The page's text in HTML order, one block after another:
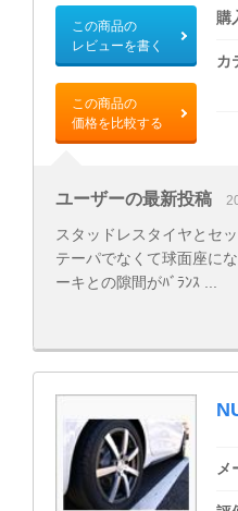
この商品の
レビューを書く
この商品の
価格を比較する
購
カ
ユーザーの最新投稿
スタッドレスタイヤとセ
テーパでなくて球面座に
ーキとの隙間がﾊﾞﾗﾝｽ ...
メ